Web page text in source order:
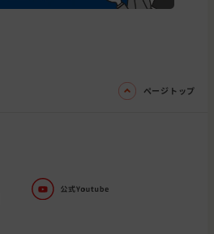
ページトップ